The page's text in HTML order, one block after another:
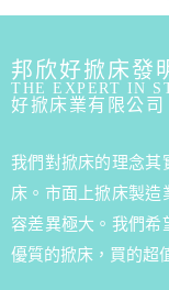
邦欣好掀床發
THE EXPERT IN
好掀床業有限公
我們對掀床的理念其
床。市面上掀床製造
容差異極大。我們希
優質的掀床，買的超